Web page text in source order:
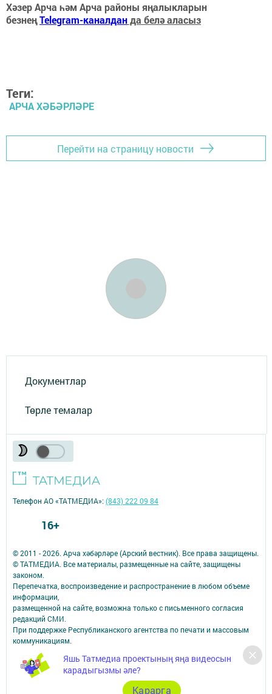
Хәзер Арча һәм Арча районы яңалыкларын
безнеңTelegram-каналданда белә аласыз
Теги:
АРЧА ХӘБӘРЛӘРЕ
Перейти на страницу новости
Документлар
Төрле темалар
Яшь Татмедиа проектының яңа видеосын
карадыгызмы әле?
Карарга
© 2011 - 2026. Арча хәбәрләре (Арский вестник). Все права защищены.
© ТАТМЕДИА. Все материалы, размещенные на сайте, защищены
законом.
Перепечатка, воспроизведение и распространение в любом объеме
информации,
размещенной на сайте, возможна только с письменного согласия
редакций СМИ.
При поддержке Республиканского агентства по печати и массовым
коммуникациям.
Наименование СМИ: Арча хәбәрләре (Арский вестник)
СМИ зарегистрировано Федеральной службой по надзору в сфере
связи,
информационных технологий и массовых коммуникаций
Телефон АО «ТАТМЕДИА»:(843) 222 09 84
16+